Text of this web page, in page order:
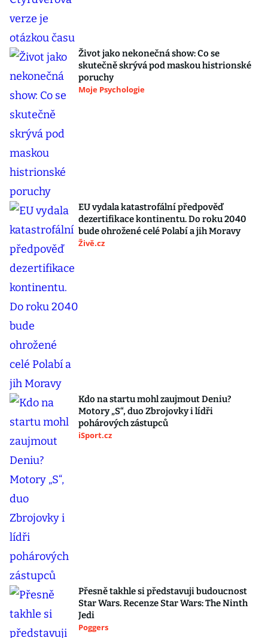
Život jako nekonečná show: Co se
skutečně skrývá pod maskou histrionské
poruchy
Moje Psychologie
EU vydala katastrofální předpověď
dezertifikace kontinentu. Do roku 2040
bude ohrožené celé Polabí a jih Moravy
Živě.cz
Kdo na startu mohl zaujmout Deniu?
Motory „S“, duo Zbrojovky i lídři
pohárových zástupců
iSport.cz
Přesně takhle si představuji budoucnost
Star Wars. Recenze Star Wars: The Ninth
Jedi
Poggers